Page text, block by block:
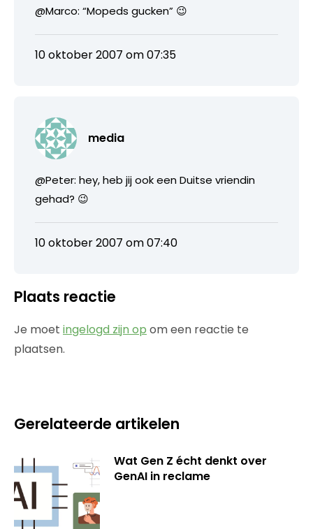
@Marco: “Mopeds gucken” 😉
10 oktober 2007 om 07:35
media
@Peter: hey, heb jij ook een Duitse vriendin
gehad? 😉
10 oktober 2007 om 07:40
Plaats reactie
Je moet ingelogd zijn op om een reactie te
plaatsen.
Gerelateerde artikelen
Wat Gen Z écht denkt over
GenAI in reclame